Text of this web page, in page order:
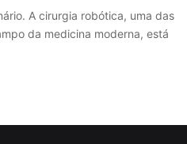
A cirurgia robótica, uma das
da medicina moderna, está